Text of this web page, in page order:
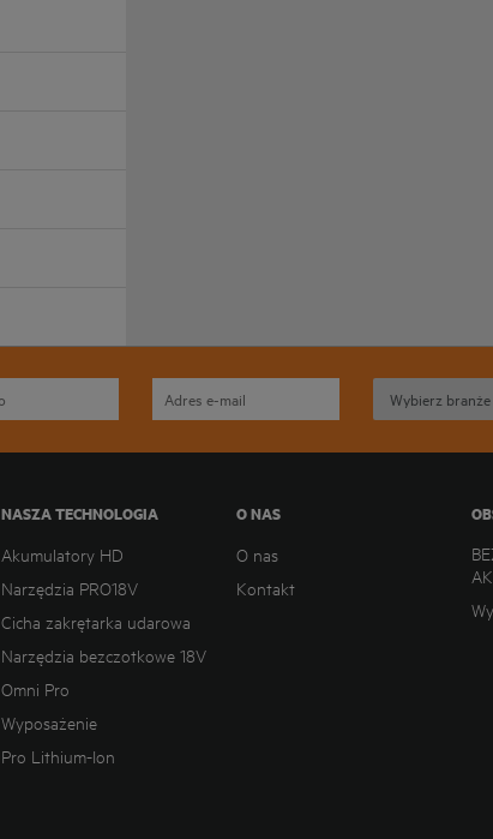
NASZA TECHNOLOGIA
Akumulatory HD
Narzędzia PRO18V
Cicha zakrętarka udarowa
Narzędzia bezczotkowe 18V
Omni Pro
Wyposażenie
Pro Lithium-Ion
O NAS
O nas
Kontakt